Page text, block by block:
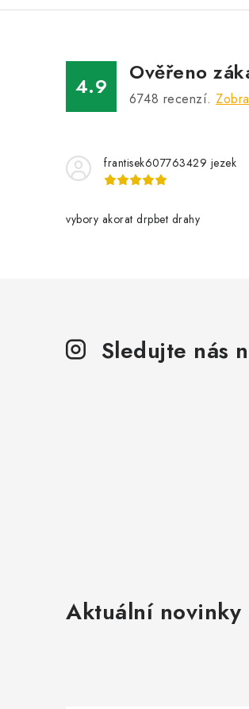
4.9
Ověřeno
6748 recenzí.
frantisek607763429 jezek
vybory akorat drpbet drahy
Sledujte nás
Aktuální novinky